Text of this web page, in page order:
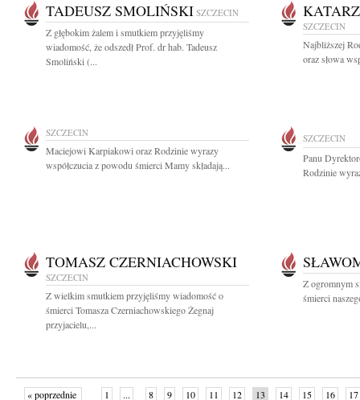
TADEUSZ SMOLIŃSKI SZCZECIN
Z głębokim żalem i smutkiem przyjęliśmy
wiadomość, że odszedł Prof. dr hab. Tadeusz
Smoliński (...
SZCZECIN
Najbliższej
oraz słowa
SZCZECIN
Maciejowi Karpiakowi oraz Rodzinie wyrazy
współczucia z powodu śmierci Mamy składają...
SZCZECIN
Panu
Rodzinie
TOMASZ CZERNIACHOWSKI
SZCZECIN
Z wielkim smutkiem przyjęliśmy wiadomość o
śmierci Tomasza Czerniachowskiego Żegnaj
przyjacielu,...
Z ogromnym
śmierci
« poprzednie 1 ... 8 9 10 11 12 13 14 15 16 17